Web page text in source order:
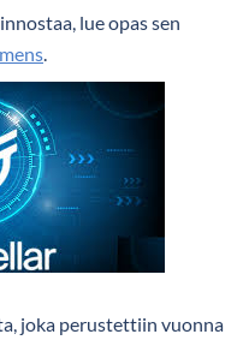
lue opas sen
joka perustettiin vuonna